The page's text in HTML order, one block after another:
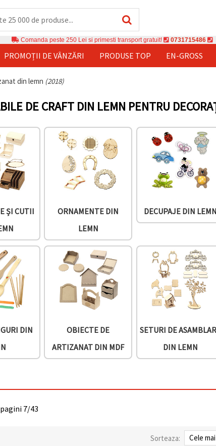
Comanda peste 250 Lei si primesti transport gratuit! 0731715486
PROMOȚII DE VÂNZĂRI PRODUSE TOP EN-GROSS
din lemn (2018)
DE CRAFT DIN LEMN PENTRU
ȘI CUTII
ORNAMENTE DIN
LEMN
DECUPAJE DIN LEMN
DIN
OBIECTE DE
ARTIZANAT DIN MDF
SETURI DE
DIN LEMN
7/43
Sorteaza: